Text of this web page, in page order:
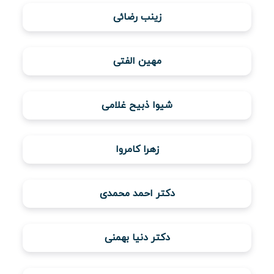
هدف
زینب رضائی
مهین الفتی
شیوا ذبیح غلامی
زهرا کامروا
دکتر احمد محمدی
دکتر دنیا بهمنی